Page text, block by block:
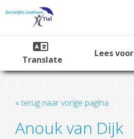
Translate
Lees voor
« terug naar vorige pagina
Anouk van Dijk